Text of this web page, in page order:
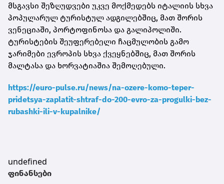
მსგავსი შეზღუდვები უკვე მოქმედებს იტალიის სხვა
პოპულარულ ტურისტულ ადგილებშიც, მათ შორის
ვენეციაში, პორტოფინოსა და გალიპოლიში.
ტურისტების შეუფერებელი ჩაცმულობის გამო
ჯარიმები ევროპის სხვა ქვეყნებშიც, მათ შორის
მალტასა და ხორვატიაშია შემოღებული.
https://euro-pulse.ru/news/na-ozere-komo-teper-
pridetsya-zaplatit-shtraf-do-200-evro-za-progulki-bez-
rubashki-ili-v-kupalnike/
undefined
ფინანსები